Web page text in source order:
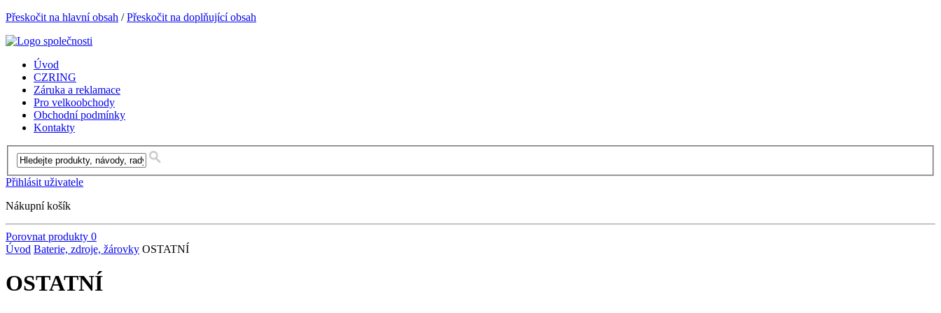
Přeskočit na hlavní obsah /Přeskočit na doplňující obsah
Úvod
CZRING
Záruka a reklamace
Pro velkoobchody
Obchodní podmínky
Kontakty
Přihlásit uživatele
Nákupní košík
Porovnat produkty 0
Úvod Baterie, zdroje, žárovky OSTATNÍ
OSTATNÍ